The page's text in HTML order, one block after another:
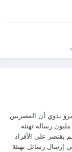
بدوي أن المصريين
12 مليون جنية ( قرابة 2.1 مليون دولار) على 40 مليون رسالة تهنئة
يقتصر على الأفراد
رسائل تهنئة